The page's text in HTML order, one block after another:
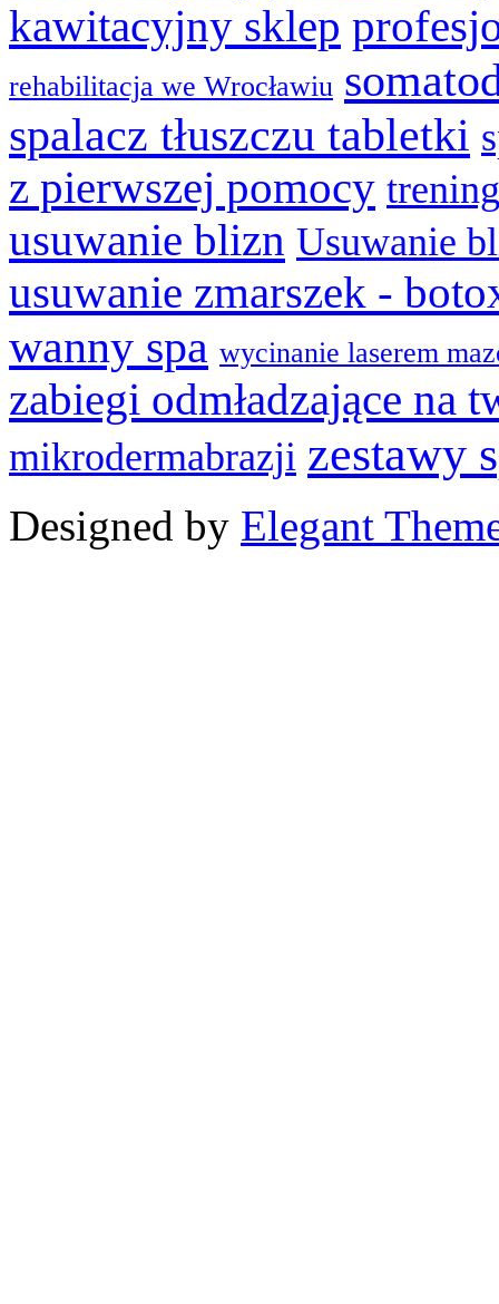
kawitacyjny sklep
rehabilitacja we Wrocławiu
spalacz tłuszczu tabletki
z pierwszej pomocy
usuwanie blizn Usuwanie
usuwanie zmarszek -
wanny spa wycinanie laserem
zabiegi odmładzające na
mikrodermabrazji zestawy
Designed by Elegant